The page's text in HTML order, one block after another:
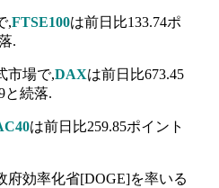
,FTSE100は前日比133.74ポ
.
市場で,DAXは前日比673.45
と続落.
は前日比259.85ポイント
府効率化省[DOGE]を率いる